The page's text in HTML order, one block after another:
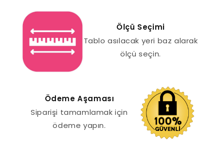
Ölçü Seçimi
Tablo asılacak yeri baz alarak
ölçü seçin.
Ödeme Aşaması
Siparişi tamamlamak için
ödeme yapın.